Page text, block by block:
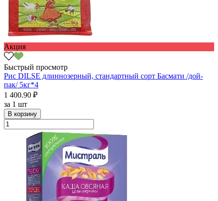
Акция
Быстрый просмотр
Рис DILSE длиннозерный, стандартный сорт Басмати /дой-
пак/ 5кг*4
1 400.90 ₽
за 1 шт
В корзину